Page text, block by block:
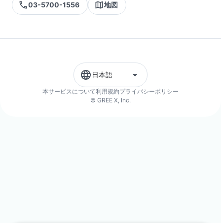
03-5700-1556
地図
日本語
本サービスについて利用規約プライバシーポリシー
© GREE X, Inc.